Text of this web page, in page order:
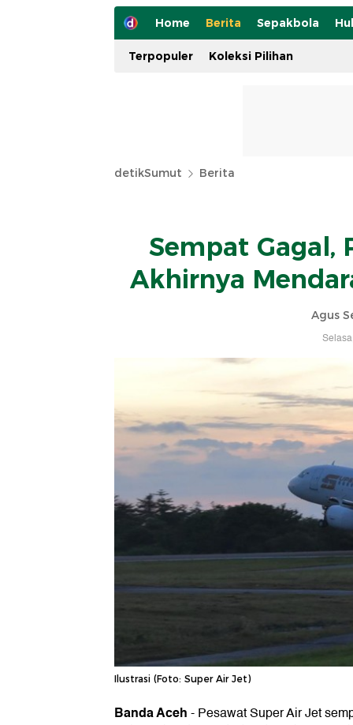
Home Berita Sepakbola
Terpopuler Koleksi Pilihan
detikSumut Berita
Sempat Gagal,
Akhirnya
Agus
Ilustrasi (Foto: Super Air Jet)
Banda Aceh-Pesawat Super Air Jet